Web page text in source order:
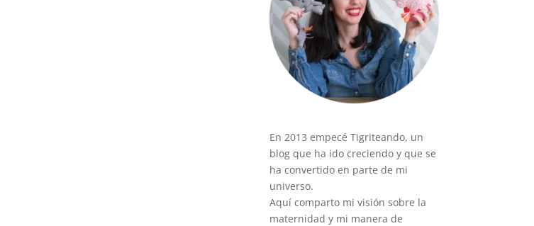
En 2013 empecé Tigriteando, un
blog que ha ido creciendo y que se
ha convertido en parte de mi
universo.
Aquí comparto mi visión sobre la
maternidad y mi manera de